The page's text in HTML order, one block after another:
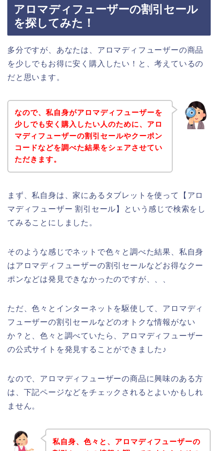
アロマディフューザーの割引セール
を探してみた！
多分ですが、あなたは、アロマディフューザーの商品
を少しでもお得に安く購入したい！と、考えているの
だと思います。
なので、私自身がアロマディフューザーを
少しでも安く購入したい人のために、アロ
マディフューザーの割引セールやクーポン
コードなどを調べた結果をシェアさせてい
ただきます。
まず、私自身は、家にあるタブレットを使って【アロ
マディフューザー 割引セール】という感じで検索をし
てみることにしました。
そのような感じでネットで色々と調べた結果、私自身
はアロマディフューザーの割引セールなどお得なクー
ポンなどは発見できなかったのですが、、、
ただ、色々とインターネットを駆使して、アロマディ
フューザーの割引セールなどのオトクな情報がない
か？と、色々と調べていたら、アロマディフューザー
の公式サイトを発見することができました♪
なので、アロマディフューザーの商品に興味のある方
は、下記ページなどをチェックされるとよいかもしれ
ません。
私自身、色々と、アロマディフューザーの